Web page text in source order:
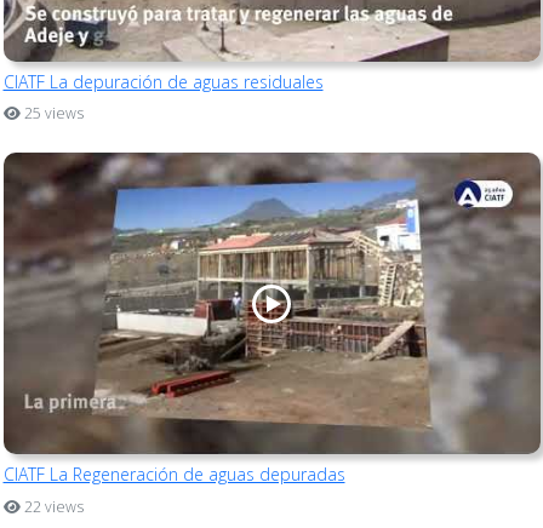
CIATF La depuración de aguas residuales
25 views
CIATF La Regeneración de aguas depuradas
22 views